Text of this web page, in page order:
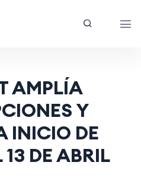
AMPLÍA
Y
INICIO DE
13 DE ABRIL